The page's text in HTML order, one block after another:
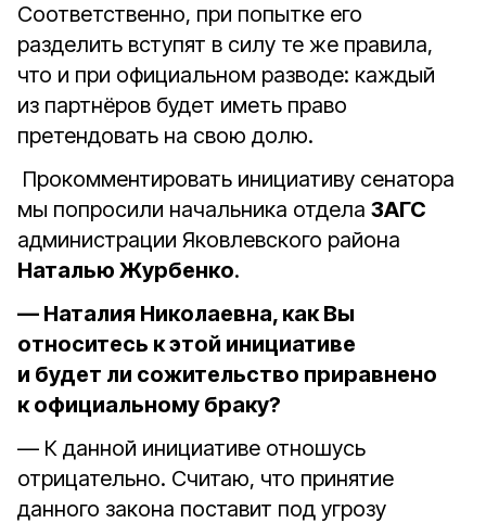
Соответственно, при попытке его
разделить вступят в силу те же правила,
что и при официальном разводе: каждый
из партнёров будет иметь право
претендовать на свою долю.
Прокомментировать инициативу сенатора
мы попросили начальника отдела ЗАГС
администрации Яковлевского района
Наталью Журбенко.
— Наталия Николаевна, как Вы
относитесь к этой инициативе
и будет ли сожительство приравнено
к официальному браку?
— К данной инициативе отношусь
отрицательно. Считаю, что принятие
данного закона поставит под угрозу